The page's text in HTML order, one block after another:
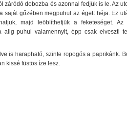
záródó dobozba és azonnal fedjük is le. Az
saját gőzében megpuhul az égett héja. Ez
majd leöblíthetjük a feketeséget. Az
alig puhul valamennyit, épp csak elveszti
is harapható, szinte ropogós a paprikánk.
kissé füstös íze lesz.